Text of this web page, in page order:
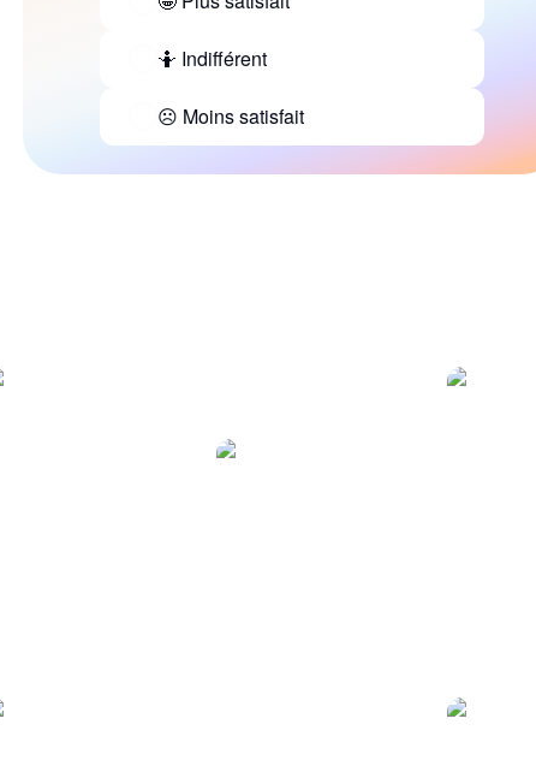
🤷 Indifférent
☹️ Moins satisfait